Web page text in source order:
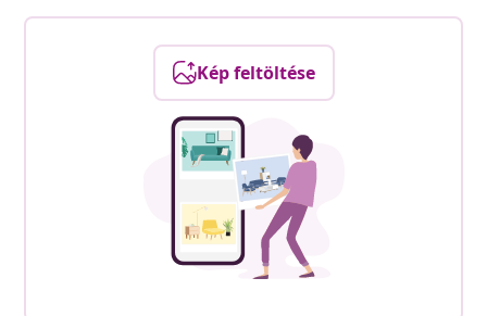
Kép feltöltése